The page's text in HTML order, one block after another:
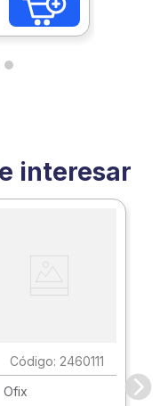
interesar
: 2460111
Ofix